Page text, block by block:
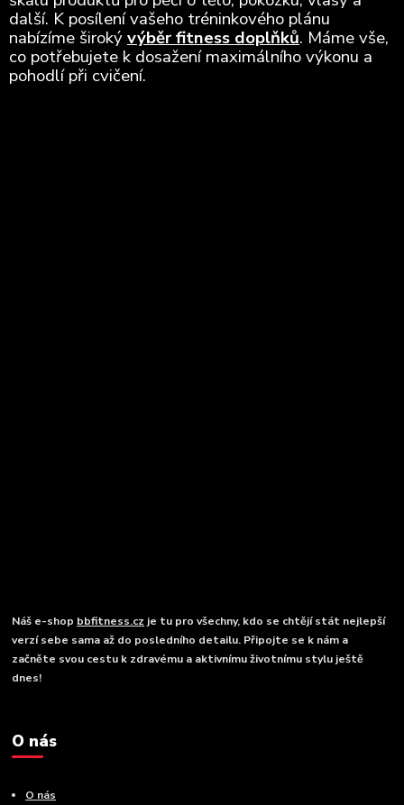
další. K posílení vašeho tréninkového plánu
nabízíme širokývýběr fitness doplňků. Máme vše,
co potřebujete k dosažení maximálního výkonu a
pohodlí při cvičení.
Náš e-shop bbfitness.cz je tu pro všechny, kdo se chtějí stát nejlepší
verzí sebe sama až do posledního detailu. Připojte se k nám a
začněte svou cestu k zdravému a aktivnímu životnímu stylu ještě
dnes!
O nás
O nás